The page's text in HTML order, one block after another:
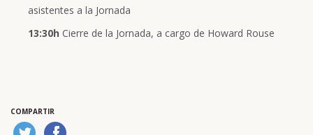
asistentes a la Jornada
13:30h Cierre de la Jornada, a cargo de Howard Rouse
COMPARTIR